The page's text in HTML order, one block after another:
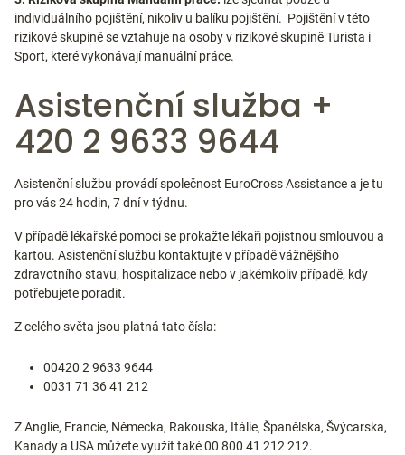
individuálního pojištění, nikoliv u balíku pojištění. Pojištění v této
rizikové skupině se vztahuje na osoby v rizikové skupině Turista i
Sport, které vykonávají manuální práce.
Asistenční služba +
420 2 9633 9644
Asistenční službu provádí společnost EuroCross Assistance a je tu
pro vás 24 hodin, 7 dní v týdnu.
V případě lékařské pomoci se prokažte lékaři pojistnou smlouvou a
kartou. Asistenční službu kontaktujte v případě vážnějšího
zdravotního stavu, hospitalizace nebo v jakémkoliv případě, kdy
potřebujete poradit.
Z celého světa jsou platná tato čísla:
00420 2 9633 9644
0031 71 36 41 212
Z Anglie, Francie, Německa, Rakouska, Itálie, Španělska, Švýcarska,
Kanady a USA můžete využít také 00 800 41 212 212.